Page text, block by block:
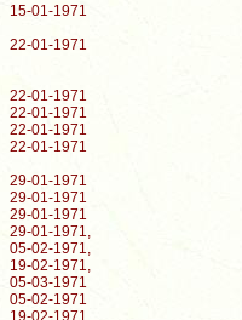
15-01-1971
22-01-1971
22-01-1971
22-01-1971
22-01-1971
22-01-1971
29-01-1971
29-01-1971
29-01-1971
29-01-1971,
05-02-1971,
19-02-1971,
05-03-1971
05-02-1971